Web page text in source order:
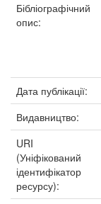
Бібліографічний
опис:
Дата публікації:
Видавництво:
URI
(Уніфікований
ідентифікатор
ресурсу):